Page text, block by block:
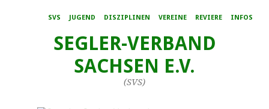
SVS JUGEND DISZIPLINEN VEREINE REVIERE INFOS
SEGLER-VERBAND
SACHSEN E.V.
(SVS)